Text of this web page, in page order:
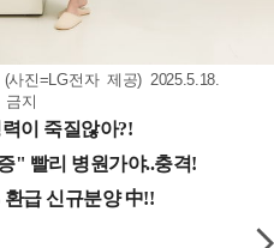
진=LG전자 제공) 2025.5.18.
지